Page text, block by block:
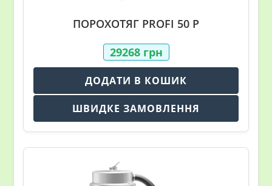
ПОРОХОТЯГ PROFI 50 P
29268 грн
ДОДАТИ В КОШИК
ШВИДКЕ ЗАМОВЛЕННЯ